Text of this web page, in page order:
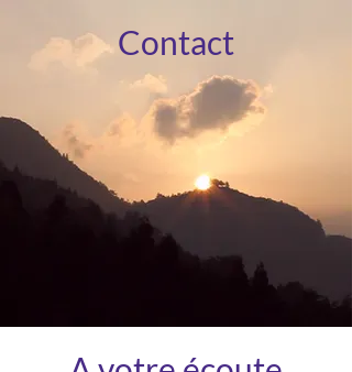
Contact